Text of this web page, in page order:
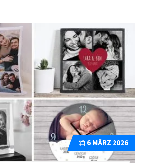
6 MÄRZ 2026